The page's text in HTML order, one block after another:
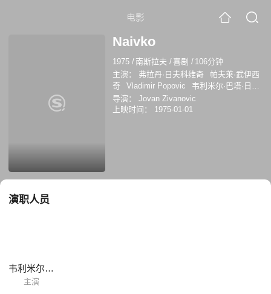
电影
Naivko
1975 / 南斯拉夫 /喜剧 / 106分钟
主演：
弗拉丹·日夫科维奇
帕夫莱·武伊西
奇
Vladimir Popovic
韦利米尔·巴塔·日沃
伊诺维奇
普雷德拉格·米林科维奇
Ilic
拉斯蒂斯拉夫·约维奇
导演：
Jovan Zivanovic
上映时间：
1975-01-01
演职人员
韦利米尔·巴塔·日沃伊诺维奇
主演